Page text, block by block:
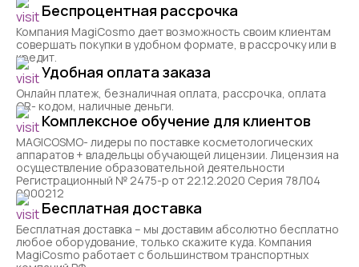
Беспроцентная рассрочка
Компания MagiCosmo дает возможность своим клиентам
совершать покупки в удобном формате, в рассрочку или в
кредит.
Удобная оплата заказа
Онлайн платеж, безналичная оплата, рассрочка, оплата
QR- кодом, наличные деньги.
Комплексное обучение для клиентов
MAGICOSMO- лидеры по поставке косметологических
аппаратов + владельцы обучающей лицензии. Лицензия на
осуществление образовательной деятельности
Регистрационный № 2475-р от 22.12.2020 Серия 78Л04
0000212
Бесплатная доставка
Бесплатная доставка – мы доставим абсолютно бесплатно
любое оборудование, только скажите куда. Компания
MagiCosmo работает с большинством транспортных